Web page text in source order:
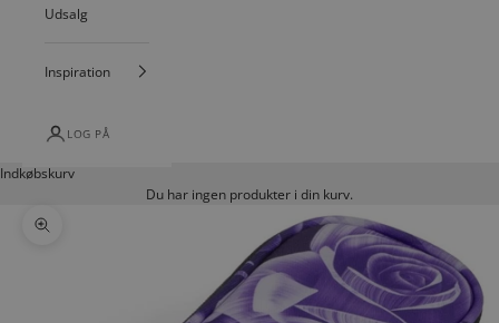
Udsalg
Inspiration
LOG PÅ
Indkøbskurv
Du har ingen produkter i din kurv.
Zoom